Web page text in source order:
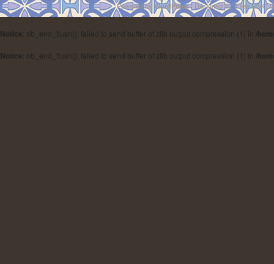
Powered by WordPress| Designed by: Free MMO
Notice: ob_end_flush(): failed to send buffer of zlib output compression (1) in /
Notice: ob_end_flush(): failed to send buffer of zlib output compression (1) in /